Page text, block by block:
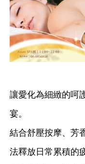
讓愛化為細緻的呵
宴。
結合舒壓按摩、芳
法釋放日常累積的